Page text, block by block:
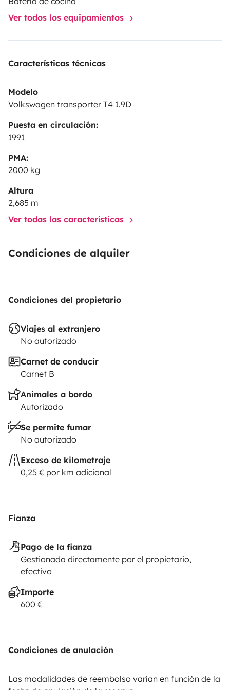
picar, abre vinos y latas. aceite, sal y pimienta, 1 rollo
de papel de cocina y papel higiénico, dos toallas
a otras Islas.Muchas gracias!
Ver todos los equipamientos
Características técnicas
Modelo
Volkswagen transporter T4 1.9D
Puesta en circulación:
1991
PMA:
2000 kg
Altura
2,685 m
Ver todas las características
Condiciones de alquiler
Condiciones del propietario
Viajes al extranjero
No autorizado
Carnet de conducir
Carnet B
Animales a bordo
Autorizado
Se permite fumar
No autorizado
Exceso de kilometraje
0,25 € por km adicional
Fianza
Pago de la fianza
Gestionada directamente por el propietario,
efectivo
Importe
600 €
Condiciones de anulación
Las modalidades de reembolso varían en función de la